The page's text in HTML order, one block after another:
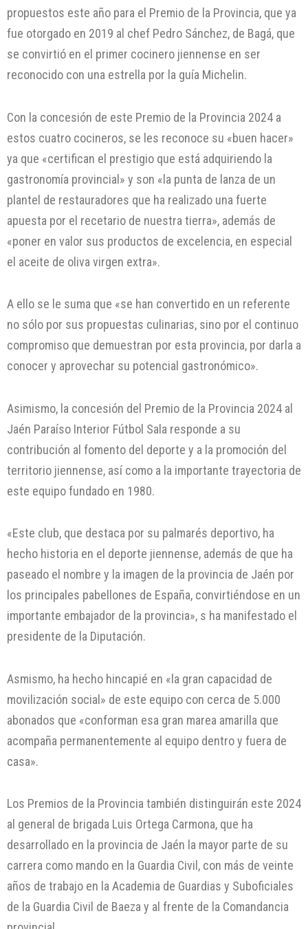
propuestos este año para el Premio de la Provincia, que ya
fue otorgado en 2019 al chef Pedro Sánchez, de Bagá, que
se convirtió en el primer cocinero jiennense en ser
reconocido con una estrella por la guía Michelin.
Con la concesión de este Premio de la Provincia 2024 a
estos cuatro cocineros, se les reconoce su «buen hacer»
ya que «certifican el prestigio que está adquiriendo la
gastronomía provincial» y son «la punta de lanza de un
plantel de restauradores que ha realizado una fuerte
apuesta por el recetario de nuestra tierra», además de
«poner en valor sus productos de excelencia, en especial
el aceite de oliva virgen extra».
A ello se le suma que «se han convertido en un referente
no sólo por sus propuestas culinarias, sino por el continuo
compromiso que demuestran por esta provincia, por darla a
conocer y aprovechar su potencial gastronómico».
Asimismo, la concesión del Premio de la Provincia 2024 al
Jaén Paraíso Interior Fútbol Sala responde a su
contribución al fomento del deporte y a la promoción del
territorio jiennense, así como a la importante trayectoria de
este equipo fundado en 1980.
«Este club, que destaca por su palmarés deportivo, ha
hecho historia en el deporte jiennense, además de que ha
paseado el nombre y la imagen de la provincia de Jaén por
los principales pabellones de España, convirtiéndose en un
importante embajador de la provincia», s ha manifestado el
presidente de la Diputación.
Asmismo, ha hecho hincapié en «la gran capacidad de
movilización social» de este equipo con cerca de 5.000
abonados que «conforman esa gran marea amarilla que
acompaña permanentemente al equipo dentro y fuera de
casa».
Los Premios de la Provincia también distinguirán este 2024
al general de brigada Luis Ortega Carmona, que ha
desarrollado en la provincia de Jaén la mayor parte de su
carrera como mando en la Guardia Civil, con más de veinte
años de trabajo en la Academia de Guardias y Suboficiales
de la Guardia Civil de Baeza y al frente de la Comandancia